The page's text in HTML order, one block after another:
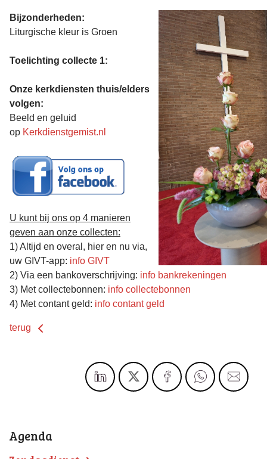
Bijzonderheden:
Liturgische kleur is Groen
Toelichting collecte 1:
Onze kerkdiensten thuis/elders
volgen:
Beeld en geluid
op Kerkdienstgemist.nl
U kunt bij ons op 4 manieren
geven aan onze collecten:
1) Altijd en overal, hier en nu via,
uw GIVT-app: info GIVT
2) Via een bankoverschrijving: info bankrekeningen
3) Met collectebonnen: info collectebonnen
4) Met contant geld: info contant geld
terug
Agenda